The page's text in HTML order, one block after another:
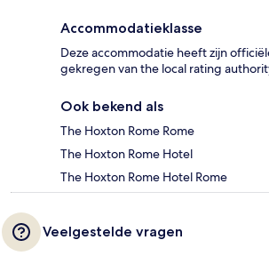
Accommodatieklasse
Deze accommodatie heeft zijn
gekregen van the local rating
Ook bekend als
The Hoxton Rome Rome
The Hoxton Rome Hotel
The Hoxton Rome Hotel Rome
Veelgestelde vragen